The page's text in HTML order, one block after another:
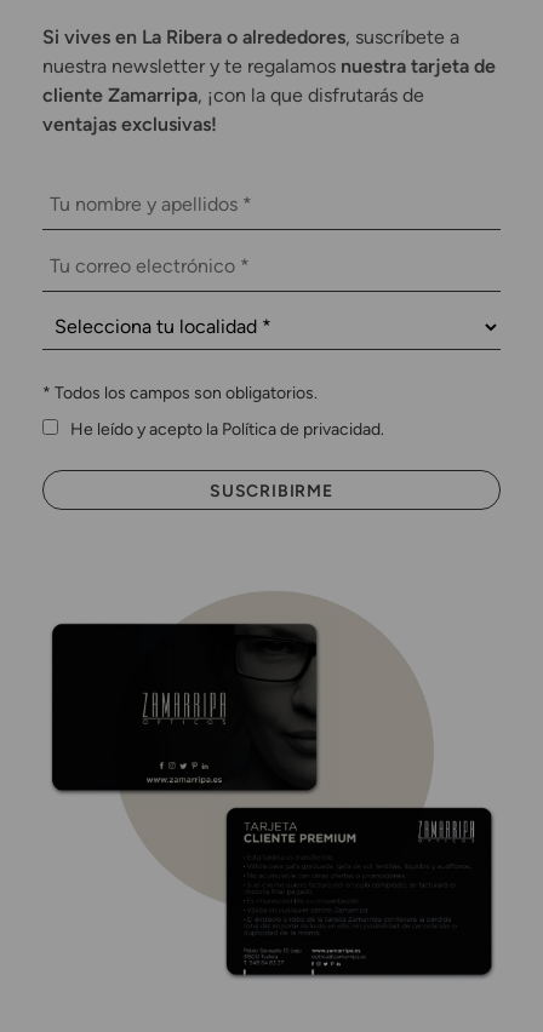
Si vives en La Ribera o alrededores, suscríbete a
nuestra newsletter y te regalamos nuestra tarjeta de
cliente Zamarripa, ¡con la que disfrutarás de
ventajas exclusivas!
* Todos los campos son obligatorios.
He leído y acepto la Política de privacidad.